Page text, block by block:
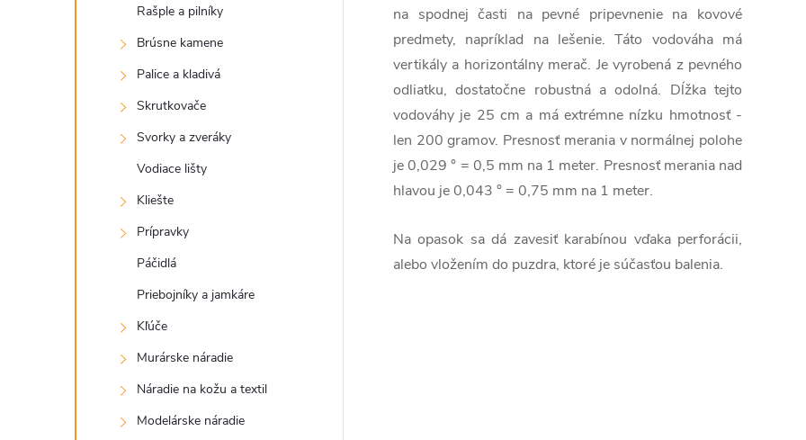
Rašple a pilníky
Brúsne kamene
Palice a kladivá
Skrutkovače
Svorky a zveráky
Vodiace lišty
Kliešte
Prípravky
Páčidlá
Priebojníky a jamkáre
Kľúče
Murárske náradie
Náradie na kožu a textil
Modelárske náradie
na spodnej časti na pevné pripevnenie na kovové
predmety, napríklad na lešenie. Táto vodováha má
vertikály a horizontálny merač. Je vyrobená z pevného
odliatku, dostatočne robustná a odolná. Dĺžka tejto
vodováhy je 25 cm a má extrémne nízku hmotnosť -
len 200 gramov. Presnosť merania v normálnej polohe
je 0,029 ° = 0,5 mm na 1 meter. Presnosť merania nad
hlavou je 0,043 ° = 0,75 mm na 1 meter.
Na opasok sa dá zavesiť karabínou vďaka perforácii,
alebo vložením do puzdra, ktoré je súčasťou balenia.